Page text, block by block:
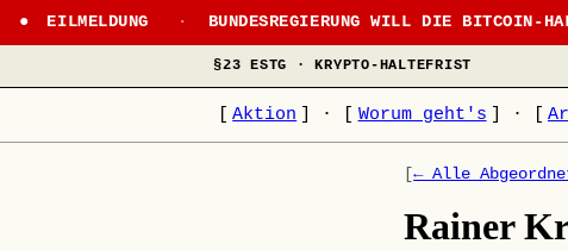
EILMELDUNG · BUNDESREGIERUNG WILL DIE BITCOIN-
§23 ESTG · KRYPTO-HALTEFRIST
Aktion · Worum geht's ·
[← Alle
Rainer